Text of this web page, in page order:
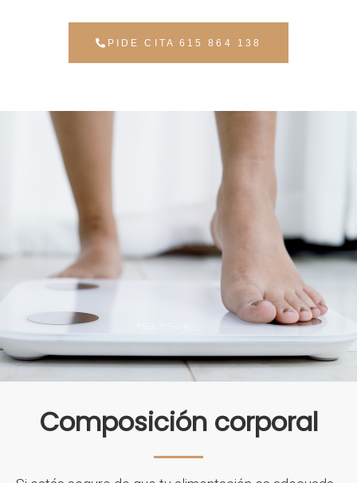
PIDE CITA 615 864 138
Composición corporal